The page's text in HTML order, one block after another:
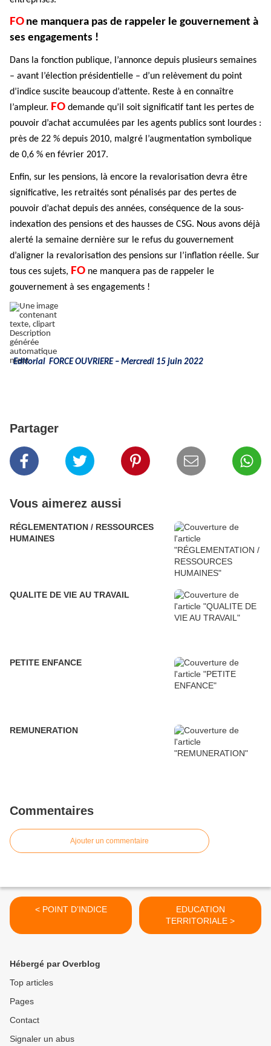
FO ne manquera pas de rappeler le gouvernement à
ses engagements !
Dans la fonction publique, l’annonce depuis plusieurs semaines
– avant l’élection présidentielle – d’un relèvement du point
d’indice suscite beaucoup d’attente. Reste à en connaître
l’ampleur. FO demande qu’il soit significatif tant les pertes de
pouvoir d’achat accumulées par les agents publics sont lourdes :
près de 22 % depuis 2010, malgré l’augmentation symbolique
de 0,6 % en février 2017.
Enfin, sur les pensions, là encore la revalorisation devra être
significative, les retraités sont pénalisés par des pertes de
pouvoir d’achat depuis des années, conséquence de la sous-
indexation des pensions et des hausses de CSG. Nous avons déjà
alerté la semaine dernière sur le refus du gouvernement
d’aligner la revalorisation des pensions sur l’inflation réelle. Sur
tous ces sujets, FO ne manquera pas de rappeler le
gouvernement à ses engagements !
Editorial FORCE OUVRIERE – Mercredi 15 juin 2022
Partager
Vous aimerez aussi
RÉGLEMENTATION / RESSOURCES
HUMAINES
QUALITE DE VIE AU TRAVAIL
PETITE ENFANCE
REMUNERATION
Commentaires
Ajouter un commentaire
< POINT D’INDICE
EDUCATION
TERRITORIALE >
Hébergé par Overblog
Top articles
Pages
Contact
Signaler un abus